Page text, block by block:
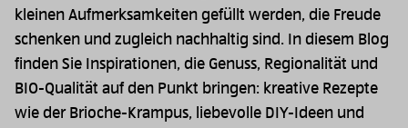
kleinen Aufmerksamkeiten gefüllt werden, die Freude
schenken und zugleich nachhaltig sind. In diesem Blog
finden Sie Inspirationen, die Genuss, Regionalität und
BIO-Qualität auf den Punkt bringen: kreative Rezepte
wie der Brioche-Krampus, liebevolle DIY-Ideen und